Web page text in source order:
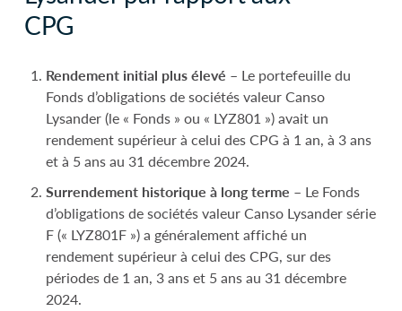
CPG
Rendement initial plus élevé – Le portefeuille du
Fonds d’obligations de sociétés valeur Canso
Lysander (le « Fonds » ou « LYZ801 ») avait un
rendement supérieur à celui des CPG à 1 an, à 3 ans
et à 5 ans au 31 décembre 2024.
Surrendement historique à long terme – Le Fonds
d’obligations de sociétés valeur Canso Lysander série
F (« LYZ801F ») a généralement affiché un
rendement supérieur à celui des CPG, sur des
périodes de 1 an, 3 ans et 5 ans au 31 décembre
2024.